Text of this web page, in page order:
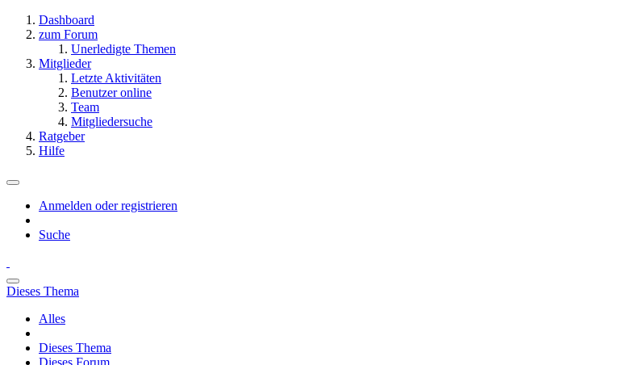
Dashboard
zum Forum
Unerledigte Themen
Mitglieder
Letzte Aktivitäten
Benutzer online
Team
Mitgliedersuche
Ratgeber
Hilfe
Anmelden oder registrieren
Suche
Dieses Thema
Alles
Dieses Thema
Dieses Forum